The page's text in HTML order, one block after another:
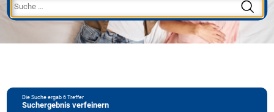
Die Suche ergab6Treffer
Suchergebnis verfeinern